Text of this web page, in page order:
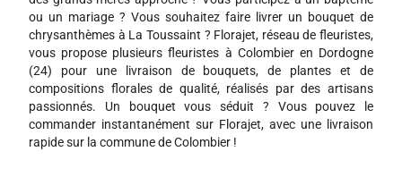
ou un mariage ? Vous souhaitez faire livrer un bouquet de
chrysanthèmes à La Toussaint ? Florajet, réseau de fleuristes,
vous propose plusieurs fleuristes à Colombier en Dordogne
(24) pour une livraison de bouquets, de plantes et de
compositions florales de qualité, réalisés par des artisans
passionnés. Un bouquet vous séduit ? Vous pouvez le
commander instantanément sur Florajet, avec une livraison
rapide sur la commune de Colombier !